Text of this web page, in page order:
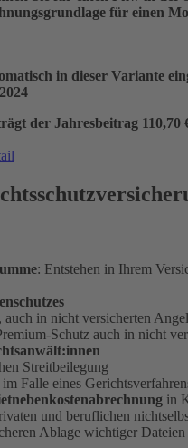
für einen
in dieser Variante
der Jahresbeitrag 110,70
: Entstehen in Ihrem
, auch in nicht versicherten
Schutz auch in nicht
Streitbeilegung
im Falle eines
in
und beruflichen
Ablage wichtiger